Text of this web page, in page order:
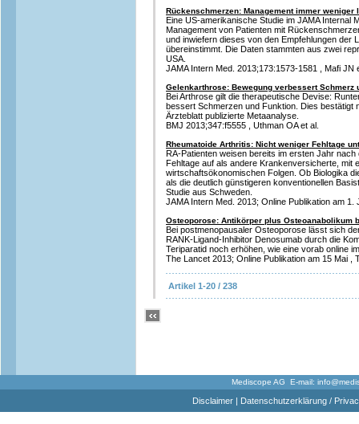
Rückenschmerzen: Management immer weniger
Eine US-amerikanische Studie im JAMA Internal
Management von Patienten mit
und inwiefern dieses von den Empfehlungen der
übereinstimmt. Die Daten stammten aus zwei
USA.
JAMA Intern Med. 2013;173:1573-1581 , Mafi JN
Gelenkarthrose: Bewegung verbessert Schmerz
Bei Arthrose gilt die therapeutische Devise:
bessert Schmerzen und Funktion. Dies bestätigt
Ärzteblatt publizierte Metaanalyse.
BMJ 2013;347:f5555 , Uthman OA et al.
Rheumatoide Arthritis: Nicht weniger Fehltage
RA-Patienten weisen bereits im ersten Jahr
Fehltage auf als andere Krankenversicherte, mit
wirtschaftsökonomischen Folgen. Ob Biologika
als die deutlich günstigeren konventionellen
Studie aus Schweden.
JAMA Intern Med. 2013; Online Publikation am 1.
Osteoporose: Antikörper plus Osteoanabolikum
Bei postmenopausaler Osteoporose lässt sich
RANK-Ligand-Inhibitor Denosumab durch die
Teriparatid noch erhöhen, wie eine vorab online
The Lancet 2013; Online Publikation am 15 Mai ,
Artikel 1-20 / 238
Mediscope AG E-mail:
Disclaimer| Datenschutzerklärung /